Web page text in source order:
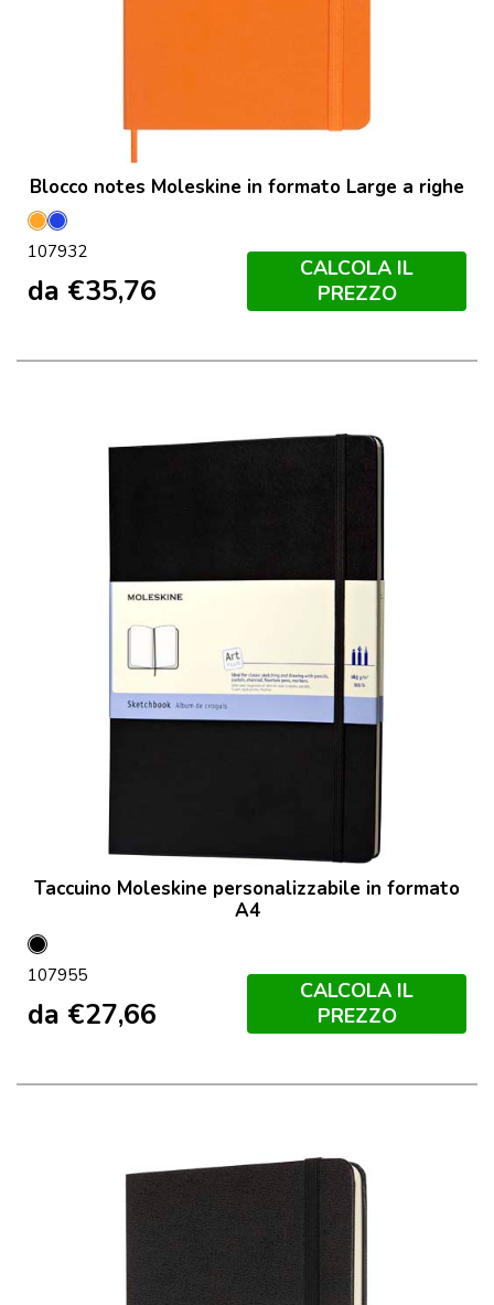
Blocco notes Moleskine in formato Large a righe
Arancione
Blu
Medio
107932
da €35,76
CALCOLA IL
PREZZO
Taccuino Moleskine personalizzabile in formato
A4
Nero
107955
da €27,66
CALCOLA IL
PREZZO